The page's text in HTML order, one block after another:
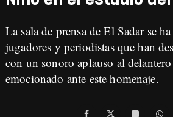
La sala de prensa de El Sadar se
jugadores y periodistas que han
con un sonoro aplauso al
emocionado ante este homenaje.